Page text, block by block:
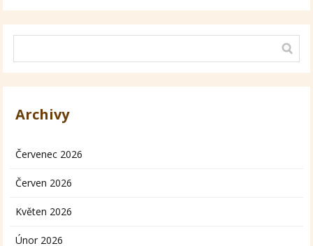
Archivy
Červenec 2026
Červen 2026
Květen 2026
Únor 2026